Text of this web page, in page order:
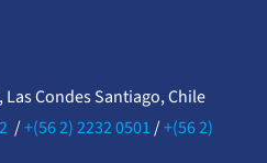
Las Condes Santiago, Chile
/+(56 2) 2232 0501/+(56 2)